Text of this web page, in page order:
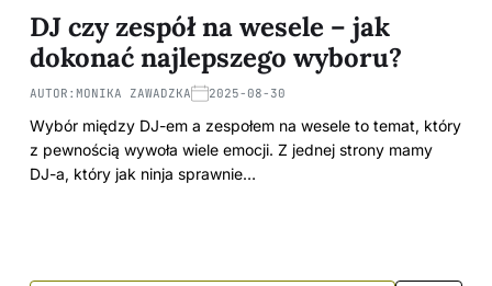
DJ czy zespół na wesele – jak
dokonać najlepszego wyboru?
AUTOR: MONIKA ZAWADZKA 2025-08-30
Wybór między DJ-em a zespołem na wesele to temat, który
z pewnością wywoła wiele emocji. Z jednej strony mamy
DJ-a, który jak ninja sprawnie…